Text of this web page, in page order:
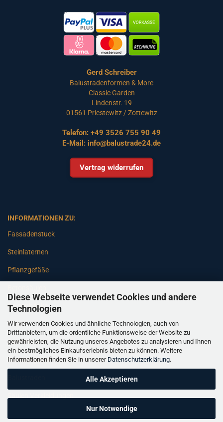
Diese Webseite verwendet Cookies und andere
Technologien
Wir verwenden Cookies und ähnliche Technologien, auch von
Drittanbietern, um die ordentliche Funktionsweise der Website zu
gewährleisten, die Nutzung unseres Angebotes zu analysieren und Ihnen
ein bestmögliches Einkaufserlebnis bieten zu können. Weitere
Informationen finden Sie in unserer Datenschutzerklärung.
Alle Akzeptieren
Nur Notwendige
Gerd Schreiber
Balustradenformen & More
Classic Garden
Lindenstr. 19
01561 Priestewitz / Zottewitz
Telefon: +49 3526 755 90 49
E-Mail: info@balustrade24.de
Vertrag widerrufen
INFORMATIONEN ZU:
Fassadenstuck
Steinlaternen
Pflanzgefäße
Gartenbänke
Pfeiler
Gartenbrunnen
Gartenfiguren